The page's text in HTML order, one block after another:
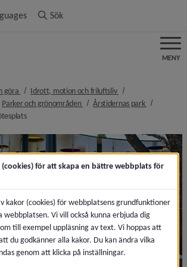
Sök
MENY
göra nivå i brödsmulenavigeringen
Idrott, motion och friluftsliv nivå i
i brödsmulenavigeringen
Parker och grönområden nivå i brödsmulenavigeringen
Årstidernas park nivå i
nivå i brödsmulenavigeringen
för att skapa en bättre webbplats för
kakor (cookies) för webbplatsens grundfunktioner
Vi vill också kunna erbjuda dig
till exempel uppläsning av text. Vi hoppas att
du godkänner alla kakor. Du kan ändra vilka
genom att klicka på inställningar.